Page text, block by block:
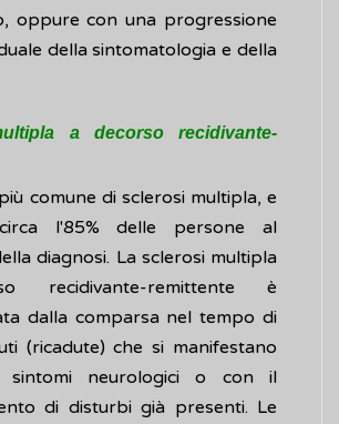
oppure con una progressione
della sintomatologia e della
a decorso recidivante-
comune di sclerosi multipla, e
l'85% delle persone al
diagnosi. La sclerosi multipla
recidivante-remittente è
dalla comparsa nel tempo di
(ricadute) che si manifestano
sintomi neurologici o con il
di disturbi già presenti. Le